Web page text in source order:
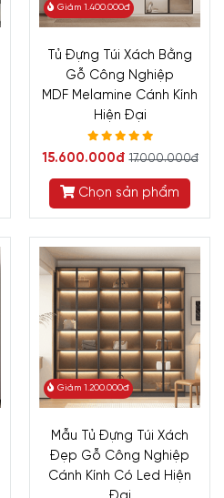
Giảm 1.400.000đ
Tủ Đựng Túi Xách Bằng
Gỗ Công Nghiệp
MDF Melamine Cánh Kính
Hiện Đại
15.600.000đ 17.000.000đ
Chọn sản phẩm
Giảm 1.200.000đ
Mẫu Tủ Đựng Túi Xách
Đẹp Gỗ Công Nghiệp
Cánh Kính Có Led Hiện